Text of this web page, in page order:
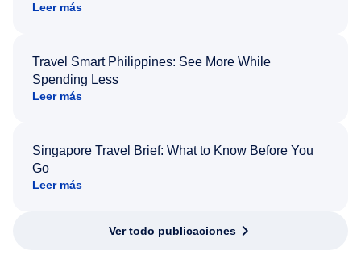
Leer más
Travel Smart Philippines: See More While
Spending Less
Leer más
Singapore Travel Brief: What to Know Before You
Go
Leer más
Ver todo publicaciones